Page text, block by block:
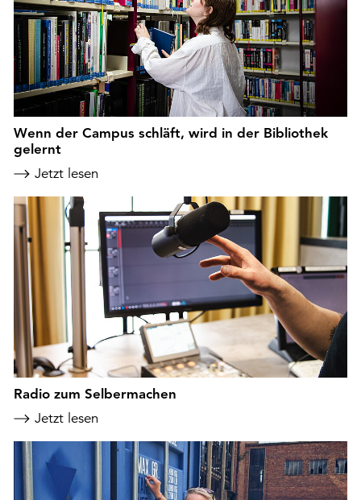
Wenn der Campus schläft, wird in der Bibliothek
gelernt
Jetzt lesen
Radio zum Selbermachen
Jetzt lesen